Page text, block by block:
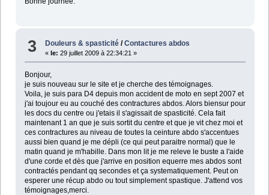
3 Douleurs & spasticité /Contactures abdos
«le: 29 juillet 2009 à 22:34:21 »
Bonjour,
je suis nouveau sur le site et je cherche des témoignages.
Voila, je suis para D4 depuis mon accident de moto en sept 2007 et
j'ai toujour eu au couché des contractures abdos. Alors biensur pour
les docs du centre ou j'etais il s'agissait de spasticité. Cela fait
maintenant 1 an que je suis sortit du centre et que je vit chez moi et
ces contractures au niveau de toutes la ceinture abdo s'accentues
aussi bien quand je me dépli (ce qui peut paraitre normal) que le
matin quand je m'habille. Dans mon lit je me releve le buste a l'aide
d'une corde et dès que j'arrive en position equerre mes abdos sont
contractés pendant qq secondes et ça systematiquement. Peut on
esperer une récup abdo ou tout simplement spastique. J'attend vos
témoignages,merci.